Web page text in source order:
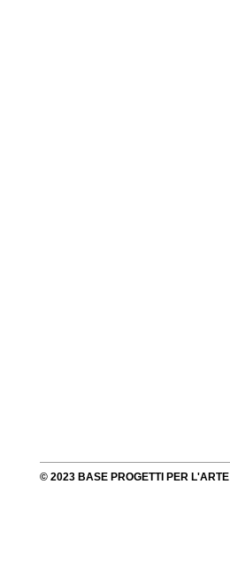
© 2023 BASE PROGETTI PER L'ARTE